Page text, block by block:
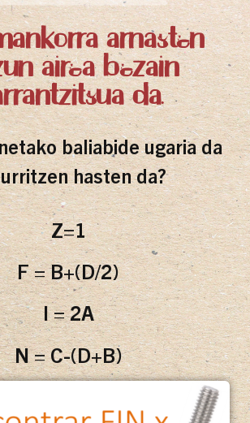
arnasten
airea bezain
da.
baliabide ugaria da
hasten da?
Z=1
F = B+(D/2)
I = 2A
N = C-(D+B)